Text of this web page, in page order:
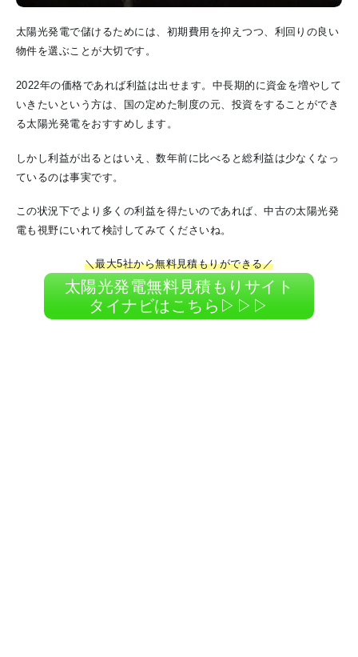
太陽光発電で儲けるためには、初期費用を抑えつつ、利回りの良い
物件を選ぶことが大切です。
2022年の価格であれば利益は出せます。中長期的に資金を増やして
いきたいという方は、国の定めた制度の元、投資をすることができ
る太陽光発電をおすすめします。
しかし利益が出るとはいえ、数年前に比べると総利益は少なくなっ
ているのは事実です。
この状況下でより多くの利益を得たいのであれば、中古の太陽光発
電も視野にいれて検討してみてくださいね。
＼最大5社から無料見積もりができる／
太陽光発電無料見積もりサイト
タイナビはこちら▷▷▷